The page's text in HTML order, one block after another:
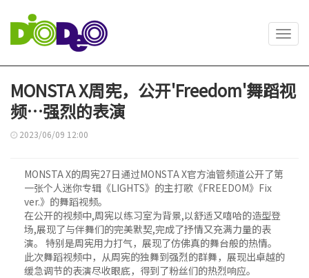
MONSTA X周宪，公开'Freedom'舞蹈视
频…强烈的表演
2023/06/09 12:00
MONSTA X的周宪27日通过MONSTA X官方油管频道公开了第
一张个人迷你专辑《LIGHTS》的主打歌《FREEDOM》Fix
ver.》的舞蹈视频。
在公开的视频中,周宪以练习室为背景,以舒适又嘻哈的造型登
场,展现了与伴舞们的完美默契,完成了抒情又充满力量的表
演。 特别是周宪用力打气，展现了仿佛真的舞台般的热情。
此次舞蹈视频中，从周宪的独舞到强烈的群舞，展现出卓越的
缓急调节的表演尽收眼底，得到了粉丝们的热烈响应。